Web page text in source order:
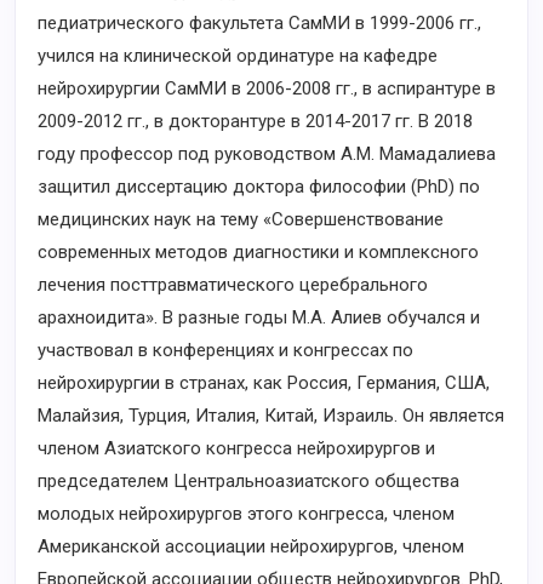
педиатрического факультета СамМИ в 1999-2006 гг.,
учился на клинической ординатуре на кафедре
нейрохирургии СамМИ в 2006-2008 гг., в аспирантуре в
2009-2012 гг., в докторантуре в 2014-2017 гг. В 2018
году профессор под руководством А.М. Мамадалиева
защитил диссертацию доктора философии (PhD) по
медицинских наук на тему «Совершенствование
современных методов диагностики и комплексного
лечения посттравматического церебрального
арахноидита». В разные годы М.А. Алиев обучался и
участвовал в конференциях и конгрессах по
нейрохирургии в странах, как Россия, Германия, США,
Малайзия, Турция, Италия, Китай, Израиль. Он является
членом Азиатского конгресса нейрохирургов и
председателем Центральноазиатского общества
молодых нейрохирургов этого конгресса, членом
Американской ассоциации нейрохирургов, членом
Европейской ассоциации обществ нейрохирургов. PhD,